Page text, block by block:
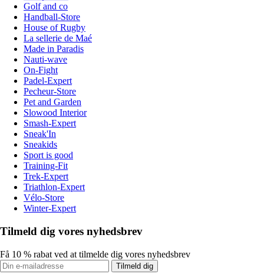
Golf and co
Handball-Store
House of Rugby
La sellerie de Maé
Made in Paradis
Nauti-wave
On-Fight
Padel-Expert
Pecheur-Store
Pet and Garden
Slowood Interior
Smash-Expert
Sneak'In
Sneakids
Sport is good
Training-Fit
Trek-Expert
Triathlon-Expert
Vélo-Store
Winter-Expert
Tilmeld dig vores nyhedsbrev
Få 10 % rabat ved at tilmelde dig vores nyhedsbrev
Tilmeld dig